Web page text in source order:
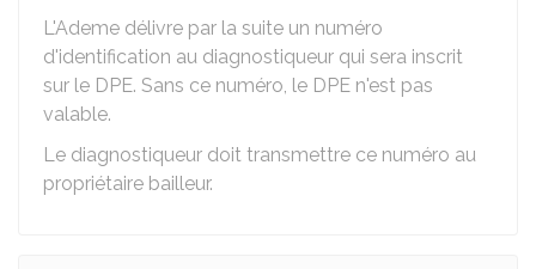
L'Ademe délivre par la suite un numéro
d'identification au diagnostiqueur qui sera inscrit
sur le DPE. Sans ce numéro, le DPE n'est pas
valable.
Le diagnostiqueur doit transmettre ce numéro au
propriétaire bailleur.